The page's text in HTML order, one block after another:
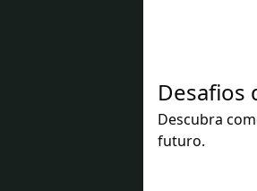
Desafios
Descubra
futuro.